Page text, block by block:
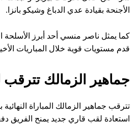
الأجنحة بقيادة عدي الدباغ وشيكو بانزا.
كما يمثل ناصر منسي أحد أبرز الأسلحة
قدم مستويات قوية خلال المباريات
جماهير الزمالك تترقب
تترقب جماهير الزمالك المباراة
استعادة لقب قاري جديد يمنح الفريق